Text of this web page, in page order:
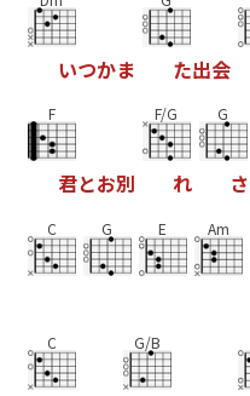
いつかま た出会
F
君とお別
F/G
れ
G
さ
C G E Am
C G/B